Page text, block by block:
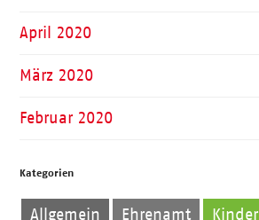
April 2020
März 2020
Februar 2020
Kategorien
Allgemein Ehrenamt Kinder